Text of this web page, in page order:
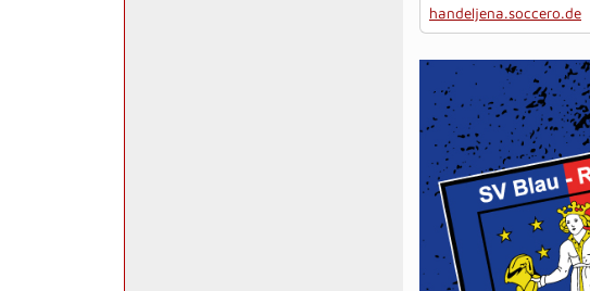
handeljena.soccero.de